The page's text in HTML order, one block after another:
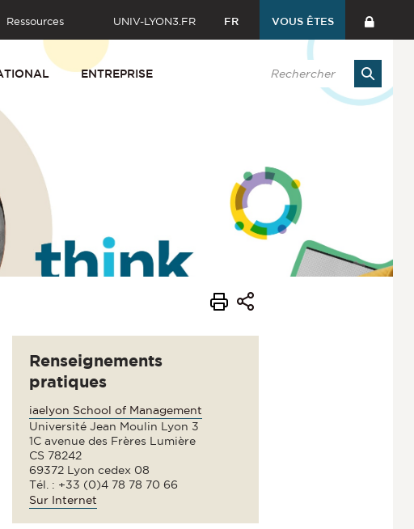
Ressources UNIV-LYON3.FR FR VOUS ÊTES
ENTREPRISE
Renseignements
pratiques
iaelyon School of Management
Université Jean Moulin Lyon 3
1C avenue des Frères Lumière
CS 78242
69372 Lyon cedex 08
Tél. : +33 (0)4 78 78 70 66
Sur Internet